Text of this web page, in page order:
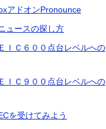
アドオンPronounce
ュースの探し方
ＩＣ６００点台レベルへの
ＩＣ９００点台レベルへの
を受けてみよう